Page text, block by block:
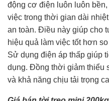
động cơ điện luôn luôn
việc trong thời gian dài
an toàn. Điều này giúp cho
hiệu quả làm việc tốt hơn
Sử dụng điện áp thấp giúp
dụng. Đồng thời giảm thiểu
và khả năng chịu tải trọng